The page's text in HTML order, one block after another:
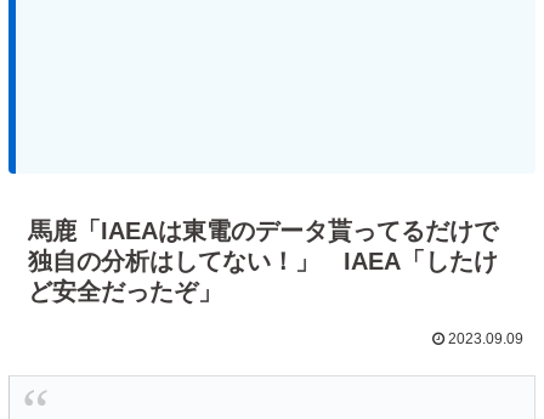
馬鹿「IAEAは東電のデータ貰ってるだけで
独自の分析はしてない！」 IAEA「したけ
ど安全だったぞ」
2023.09.09